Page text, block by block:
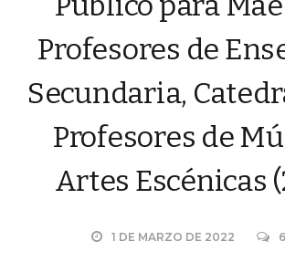
Profesores de
Secundaria,
Profesores de
Artes Escénicas
1 DE MARZO DE 2022